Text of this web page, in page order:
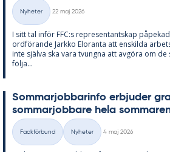
Kategorier
Nyheter
22 maj 2026
I sitt tal in­för FFC:s re­pre­sen­tant­skap
ord­fö­ran­de Jark­ko Elo­ran­ta att en­skil­da
inte själva ska vara tvung­na att av­gö­ra om de
följa...
Som­mar­job­ba­rin­fo er­bju­der
som­mar­job­ba­re hela
Kategorier
Fackförbund Nyheter
4 maj 2026